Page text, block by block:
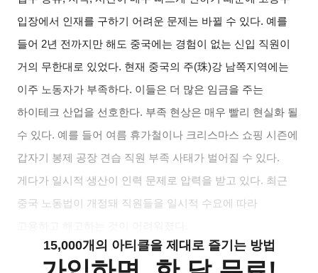
입장에서 인재를 구하기 어려운 문제는 바뀔 수 있다. 예를
들어 2년 전까지만 해도 중국에는 경험이 없는 신입 직원이
거의 무한대로 있었다. 현재 중국의 주(珠)강 남쪽지역에는
이주 노동자가 부족하다. 이들은 더 많은 임금을 주는
하이테크 산업을 선호한다. 부족 현상은 매우 빨리 현실화 될
수 있다. 예를 들어 여름 휴가철이나 크리스마스 쇼핑 시즌에
갑자기 봉제 공장 견습 직원 부족 사태가 벌어질 수 있다.
게다가 일시적 생산이 인력 문제로 압력을 받고 있다. 최근
중국 노동법이 개정돼 직원들을 일시적 수요에 따라
15,000개의 아티클을 제대로 즐기는 방법